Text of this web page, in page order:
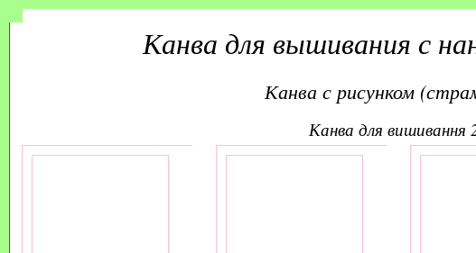
Канва для вышивания с
Канва с рисунком
канва для